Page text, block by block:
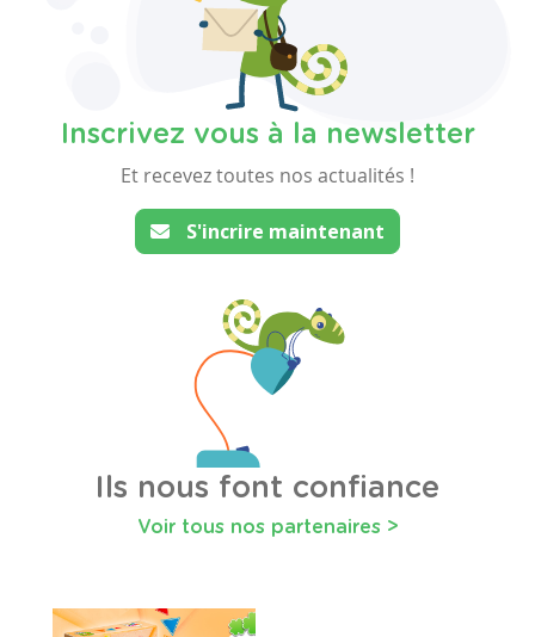
Inscrivez vous à la newsletter
Et recevez toutes nos actualités !
S'incrire maintenant
Ils nous font confiance
Voir tous nos partenaires >